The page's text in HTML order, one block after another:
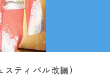
ティバル改編）